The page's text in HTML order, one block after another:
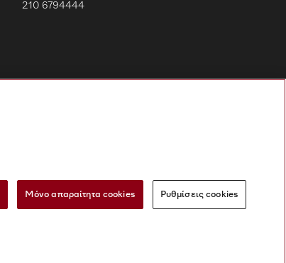
210 6794444
Μόνο απαραίτητα cookies Ρυθμίσεις cookies